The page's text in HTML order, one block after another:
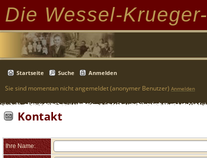
Die Wessel-
Startseite Suche Anmelden
Sie sind momentan nicht angemeldet (anonymer Benutzer) Anmelden
Kontakt
Ihre Name: